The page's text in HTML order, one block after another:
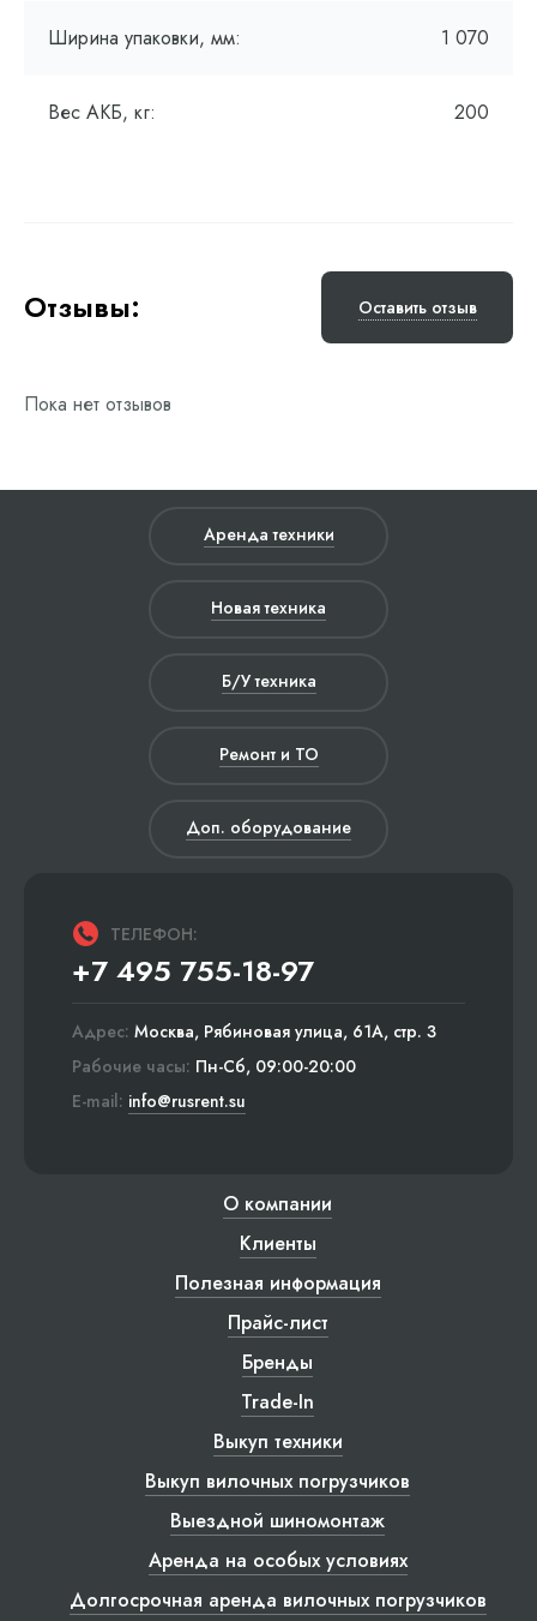
Ширина упаковки, мм: 1 070
Вес АКБ, кг: 200
Отзывы: Оставить отзыв
Пока нет отзывов
Аренда техники
Новая техника
Б/У техника
Ремонт и ТО
Доп. оборудование
ТЕЛЕФОН:
+7 495 755-18-97
Адрес: Москва, Рябиновая улица, 61А, стр. 3
Рабочие часы: Пн-Сб, 09:00-20:00
E-mail: info@rusrent.su
О компании
Клиенты
Полезная информация
Прайс-лист
Бренды
Trade-In
Выкуп техники
Выкуп вилочных погрузчиков
Выездной шиномонтаж
Аренда на особых условиях
Долгосрочная аренда вилочных погрузчиков